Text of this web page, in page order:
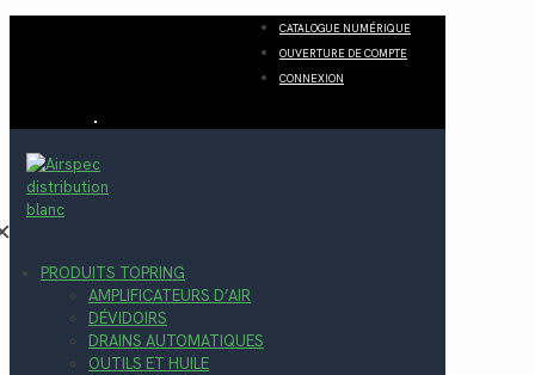
CATALOGUE NUMÉRIQUE
OUVERTURE DE COMPTE
CONNEXION
PRODUITS TOPRING
AMPLIFICATEURS D’AIR
DÉVIDOIRS
DRAINS AUTOMATIQUES
OUTILS ET HUILE